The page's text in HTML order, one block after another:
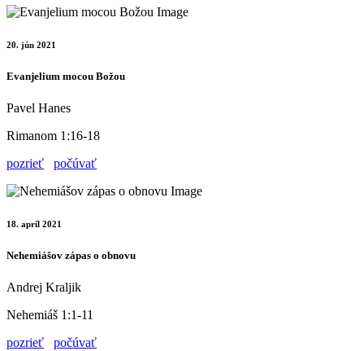
20. jún 2021
Evanjelium mocou Božou
Pavel Hanes
Rimanom 1:16-18
pozrieť
počúvať
18. apríl 2021
Nehemiášov zápas o obnovu
Andrej Kraljik
Nehemiáš 1:1-11
pozrieť
počúvať